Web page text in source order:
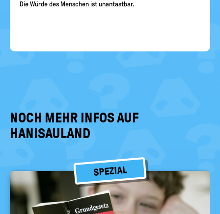
Die Würde des Menschen ist unantastbar.
NOCH MEHR INFOS AUF
HANISAULAND
SPEZIAL